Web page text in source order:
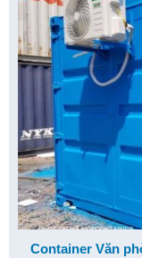
Container Văn